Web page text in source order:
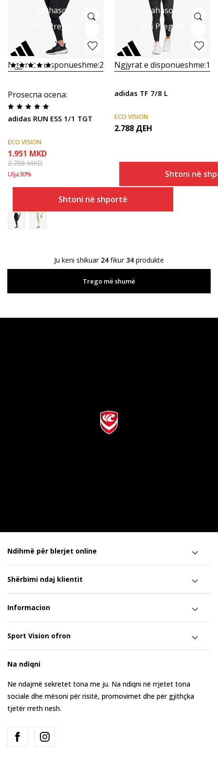
Krahasoni
Brzi Pregled
Ngjyrat e disponueshme:2
Prosecna ocena:
adidas RUN ESS 1/1 TGT
ECO VISION
1.951 MKD
2.788MKD
Ulja30%
Shtoni në shportë
Krahasoni
Brzi Pregled
Ngjyrat e disponueshme:1
adidas TF 7/8 L
ECO VISION
2.788 ДЕН
Shtoni në
Ju keni shikuar 24 fikur 34 produkte
Trego më shumë
Ndihmë për blerjet online
Shërbimi ndaj klientit
Informacion
Sport Vision ofron
Na ndiqni
Ne ndajmë sekretet tona me ju. Na ndiqni në rrjetet tona
sociale dhe mësoni për risitë, promovimet dhe për gjithçka
tjetër rreth nesh.